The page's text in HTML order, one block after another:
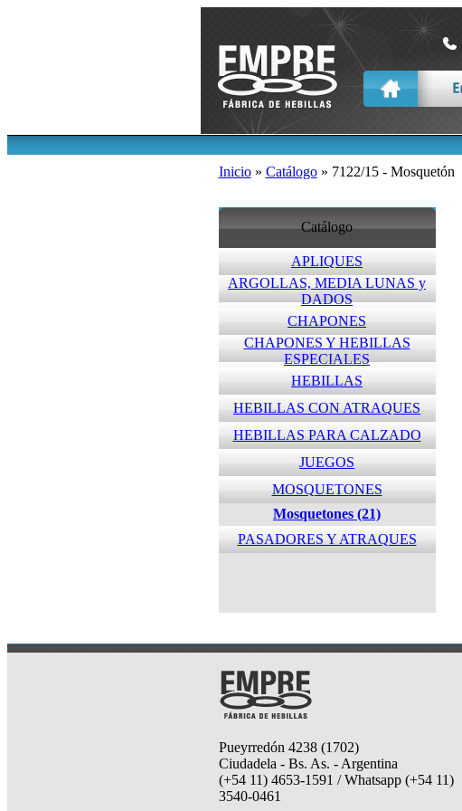
Inicio» Catálogo» 7122/15 - Mosquetón
Catálogo
APLIQUES
ARGOLLAS, MEDIA LUNAS y
DADOS
CHAPONES
CHAPONES Y HEBILLAS
ESPECIALES
HEBILLAS
HEBILLAS CON ATRAQUES
HEBILLAS PARA CALZADO
JUEGOS
MOSQUETONES
Mosquetones (21)
PASADORES Y ATRAQUES
Pueyrredón 4238 (1702)
Ciudadela - Bs. As. - Argentina
(+54 11) 4653-1591 / Whatsapp (+54 11)
3540-0461